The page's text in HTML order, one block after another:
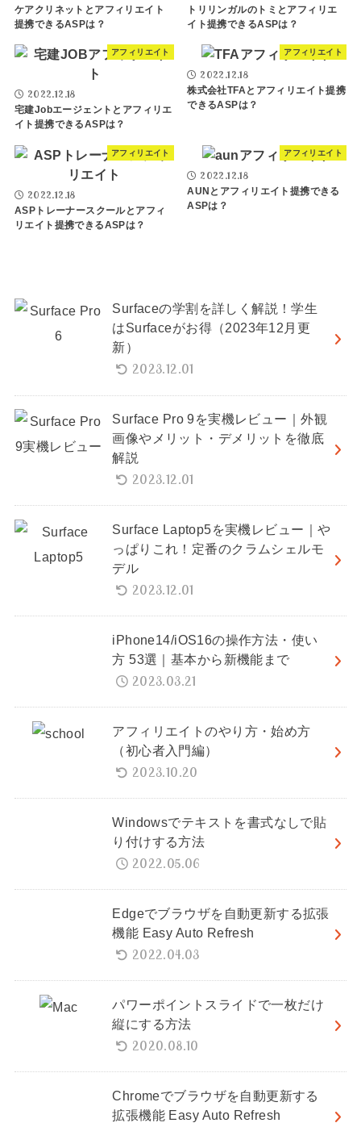
ケアクリネットとアフィリエイト
提携できるASPは？
トリリンガルのトミとアフィリエ
イト提携できるASPは？
アフィリエイト
2022.12.18
宅建Jobエージェントとアフィリエ
イト提携できるASPは？
アフィリエイト
2022.12.18
株式会社TFAとアフィリエイト提携
できるASPは？
アフィリエイト
2022.12.18
ASPトレーナースクールとアフィ
リエイト提携できるASPは？
アフィリエイト
2022.12.18
AUNとアフィリエイト提携できる
ASPは？
Surfaceの学割を詳しく解説！学生
はSurfaceがお得（2023年12月更
新）
2023.12.01
Surface Pro 9を実機レビュー｜外観
画像やメリット・デメリットを徹底
解説
2023.12.01
Surface Laptop5を実機レビュー｜や
っぱりこれ！定番のクラムシェルモ
デル
2023.12.01
iPhone14/iOS16の操作方法・使い
方 53選｜基本から新機能まで
2023.03.21
アフィリエイトのやり方・始め方
（初心者入門編）
2023.10.20
Windowsでテキストを書式なしで貼
り付けする方法
2022.05.06
Edgeでブラウザを自動更新する拡張
機能 Easy Auto Refresh
2022.04.03
パワーポイントスライドで一枚だけ
縦にする方法
2020.08.10
Chromeでブラウザを自動更新する
拡張機能 Easy Auto Refresh